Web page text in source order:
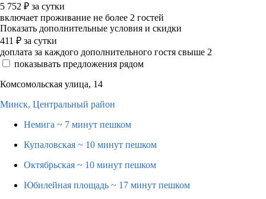
5 752 ₽ за сутки
включает проживание не более 2 гостей
Показать дополнительные условия и скидки
411 ₽ за сутки
доплата за каждого дополнительного гостя свыше 2
показывать предложения рядом
Комсомольская улица, 14
Минск, Центральный район
Немига ~ 7 минут пешком
Купаловская ~ 10 минут пешком
Октябрьская ~ 10 минут пешком
Юбилейная площадь ~ 17 минут пешком